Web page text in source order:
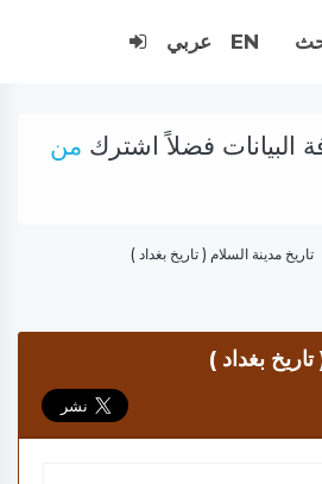
EN عربي
البيانات فضلاً اشترك من
تاريخ مدينة السلام ( تاريخ بغداد )
بغداد )